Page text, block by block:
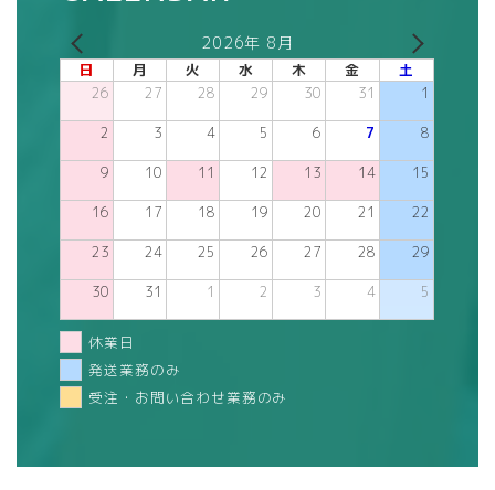
2026年 8月
日 月 火 水 木 金 土
26 27 28 29 30 31 1
2 3 4 5 6 7 8
9 10 11 12 13 14 15
16 17 18 19 20 21 22
23 24 25 26 27 28 29
30 31 1 2 3 4 5
休業日
発送業務のみ
受注・お問い合わせ業務のみ